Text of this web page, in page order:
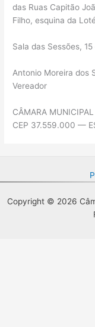
das Ruas Capitão
Filho, esquina da
Sala das Sessões,
Antonio Moreira dos
Vereador
CÂMARA
CEP 37.559.000 —
Copyright © 2026